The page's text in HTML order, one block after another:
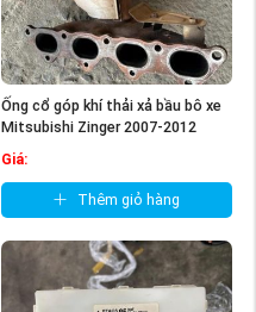
Ống cổ góp khí thải xả bầu bô xe
Mitsubishi Zinger 2007-2012
Giá:
Thêm giỏ hàng